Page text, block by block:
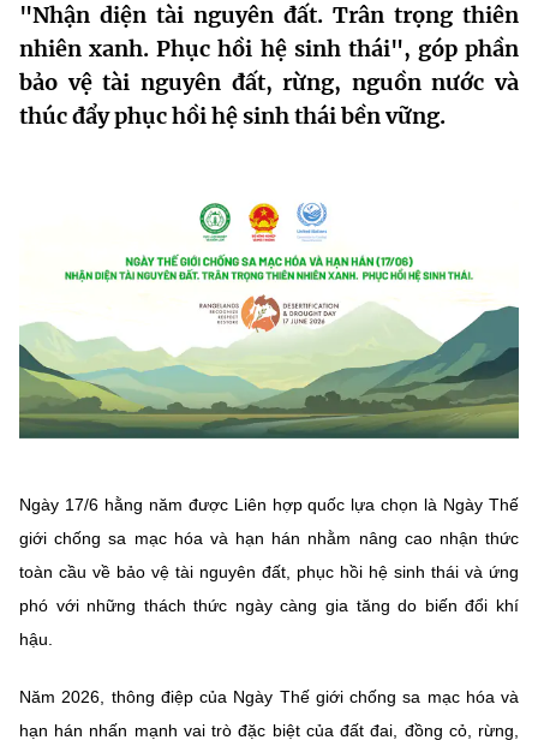
Lịch sử phát triển
Sở Khoa học và Công nghệ
Đổi mới sáng tạo
Chuyển đổi số
Tiêu chuẩn, đo lường, chất lượng
Năng lượng nguyên tử
Tin tổng hợp
Hệ thống văn bản
Văn bản QPPL
Lấy ý kiến người dân về dự thảo VBQPPL
MST IOFFICE
Khoa học và Công nghệ
Đổi mới sáng tạo
Chuyển đổi số
Bưu chính, Viễn thông
Sở hữu trí tuệ
Tiêu chuẩn, đo lường, chất lượng
Năng lượng nguyên tử
THƯ ĐIỆN TỬ
Videos
Infographic
Voice
Nhiệm vụ trọng tâm
Chọn ngôn ngữ
"Nhận diện tài nguyên đất. Trân trọng thiên
nhiên xanh. Phục hồi hệ sinh thái", góp phần
bảo vệ tài nguyên đất, rừng, nguồn nước và
thúc đẩy phục hồi hệ sinh thái bền vững.
Ngày 17/6 hằng năm được Liên hợp quốc lựa chọn là Ngày Thế
giới chống sa mạc hóa và hạn hán nhằm nâng cao nhận thức
toàn cầu về bảo vệ tài nguyên đất, phục hồi hệ sinh thái và ứng
phó với những thách thức ngày càng gia tăng do biến đổi khí
hậu.
Năm 2026, thông điệp của Ngày Thế giới chống sa mạc hóa và
hạn hán nhấn mạnh vai trò đặc biệt của đất đai, đồng cỏ, rừng,